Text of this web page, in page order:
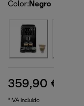
Color: Negro
359,90 €
*IVA incluido